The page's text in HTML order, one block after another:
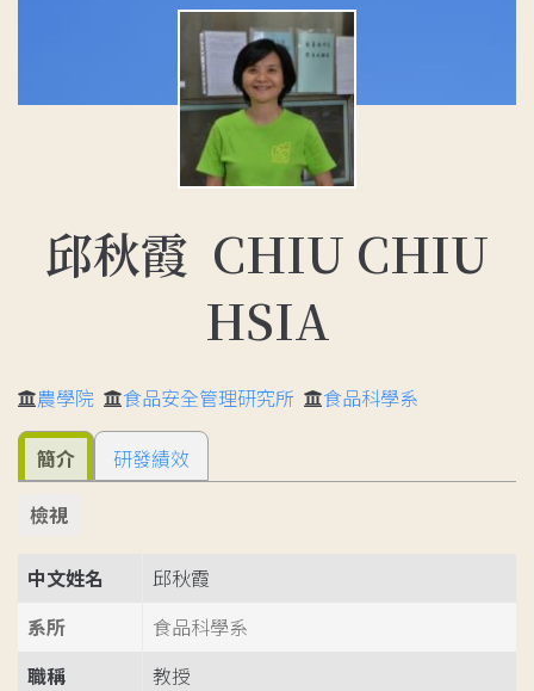
邱秋霞 CHIU CHIU
HSIA
農學院 食品安全管理研究所 食品科學系
簡介
研發績效
檢視
中文姓名
邱秋霞
系所
食品科學系
職稱
教授